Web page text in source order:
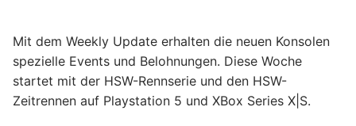
Mit dem Weekly Update erhalten die neuen Konsolen
spezielle Events und Belohnungen. Diese Woche
startet mit der HSW-Rennserie und den HSW-
Zeitrennen auf Playstation 5 und XBox Series X|S.